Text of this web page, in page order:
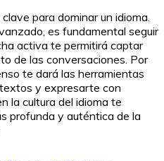
para dominar un idioma.
es fundamental seguir
activa te permitirá captar
de las conversaciones. Por
te dará las herramientas
y expresarte con
la cultura del idioma te
profunda y auténtica de la